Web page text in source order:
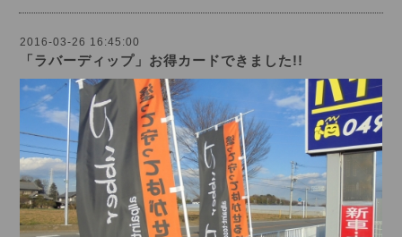
2016-03-26 16:45:00
「ラバーディップ」お得カードできました!!